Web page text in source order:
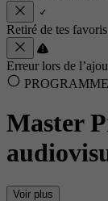
Retiré de tes favoris
Erreur lors de
Master
Voir plus